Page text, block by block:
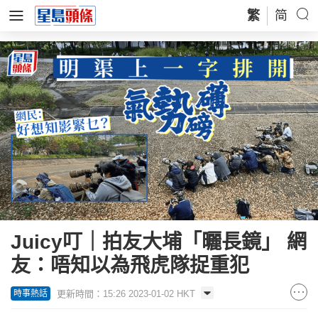
繁 简
Juicy叮｜拍友大埔「曬長鏡」 網
友：唔知以為飛虎隊捉重犯
時事熱話 更新時間：15:26 2023-01-02 HKT